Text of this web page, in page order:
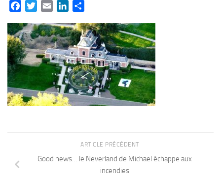
FacebookTwitterEmail LinkedIn
ARTICLE PRÉCÉDENT
Good news… le Neverland de Michael échappe aux
incendies